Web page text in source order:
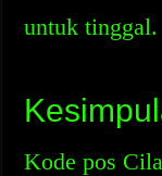
untuk tinggal.
Kode pos